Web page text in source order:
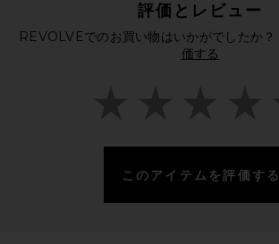
評価とレビュー
REVOLVEでのお買い物はいかがでしたか？
価する
このアイテムを評価する